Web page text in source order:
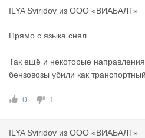
ILYA Sviridov из ООО «ВИАБАЛТ»
Прямо с языка снял
Так ещё и некоторые
бензовозы убили как
0 1
ILYA Sviridov из ООО «ВИАБАЛТ»